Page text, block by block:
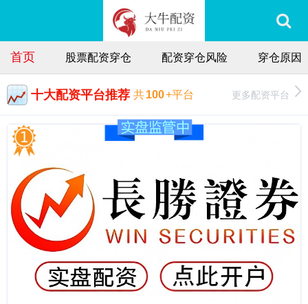
首页 股票配资穿仓 配资穿仓风险 穿仓原因
十大配资平台推荐 共100+平台 更多配资平台